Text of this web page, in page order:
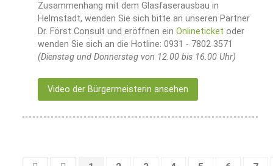
Zusammenhang mit dem Glasfaserausbau in
Helmstadt, wenden Sie sich bitte an unseren Partner
Dr. Först Consult und eröffnen ein Onlineticket oder
wenden Sie sich an die Hotline: 0931 - 7802 3571
(Dienstag und Donnerstag von 12.00 bis 16.00 Uhr)
Video der Bürgermeisterin ansehen